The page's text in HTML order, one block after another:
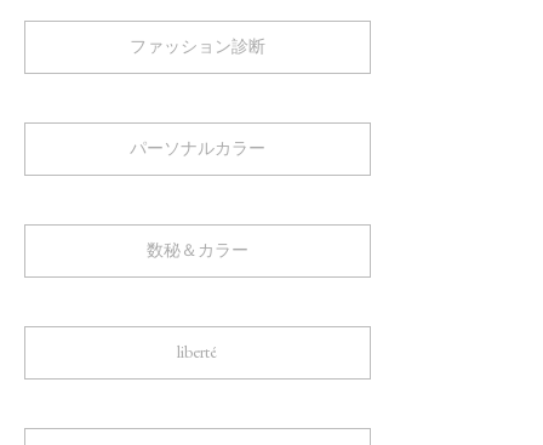
ファッション診断
パーソナルカラー
数秘＆カラー
liberté